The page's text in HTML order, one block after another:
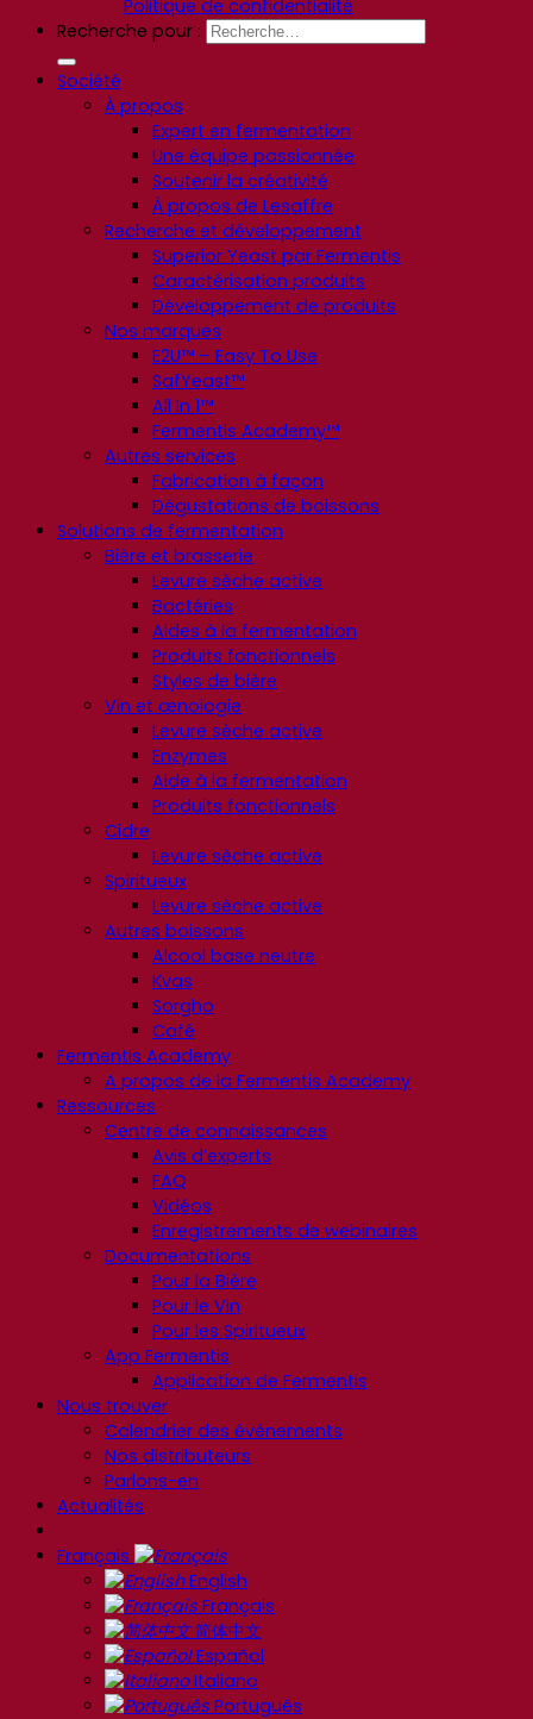
Politique de confidentialité
Recherche pour :
Société
À propos
Expert en fermentation
Une équipe passionnée
Soutenir la créativité
À propos de Lesaffre
Recherche et développement
Superior Yeast par Fermentis
Caractérisation produits
Développement de produits
Nos marques
E2U™ – Easy To Use
SafYeast™
All In 1™
Fermentis Academy™
Autres services
Fabrication à façon
Dégustations de boissons
Solutions de fermentation
Bière et brasserie
Levure sèche active
Bactéries
Aides à la fermentation
Produits fonctionnels
Styles de bière
Vin et œnologie
Levure sèche active
Enzymes
Aide à la fermentation
Produits fonctionnels
Cidre
Levure sèche active
Spiritueux
Levure sèche active
Autres boissons
Alcool base neutre
Kvas
Sorgho
Café
Fermentis Academy
A propos de la Fermentis Academy
Ressources
Centre de connaissances
Avis d’experts
FAQ
Vidéos
Enregistrements de webinaires
Documentations
Pour la Bière
Pour le Vin
Pour les Spiritueux
App Fermentis
Application de Fermentis
Nous trouver
Calendrier des événements
Nos distributeurs
Parlons-en
Actualités
Français
English
Français
简体中文
Español
Italiano
Português